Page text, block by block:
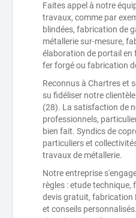
Faites appel à notre
travaux, comme par
blindées, fabrication de
métallerie sur-mesure,
élaboration de portail en
fer forgé ou fabrication
Reconnus à Chartres et
su fidéliser notre
(28). La satisfaction de
professionnels,
bien fait. Syndics de
particuliers et
travaux de métallerie.
Notre entreprise
règles : etude
devis gratuit, fabrication
et conseils